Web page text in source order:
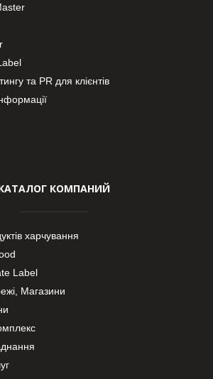
та PR для клієнтів
КОМПАНИЙ
харчування
Label
Магазини